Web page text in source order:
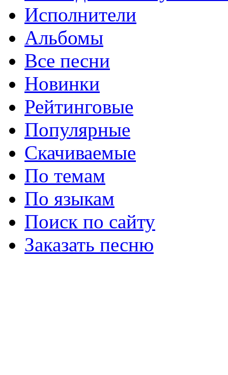
Исполнители
Альбомы
Все песни
Новинки
Рейтинговые
Популярные
Скачиваемые
По темам
По языкам
Поиск по сайту
Заказать песню